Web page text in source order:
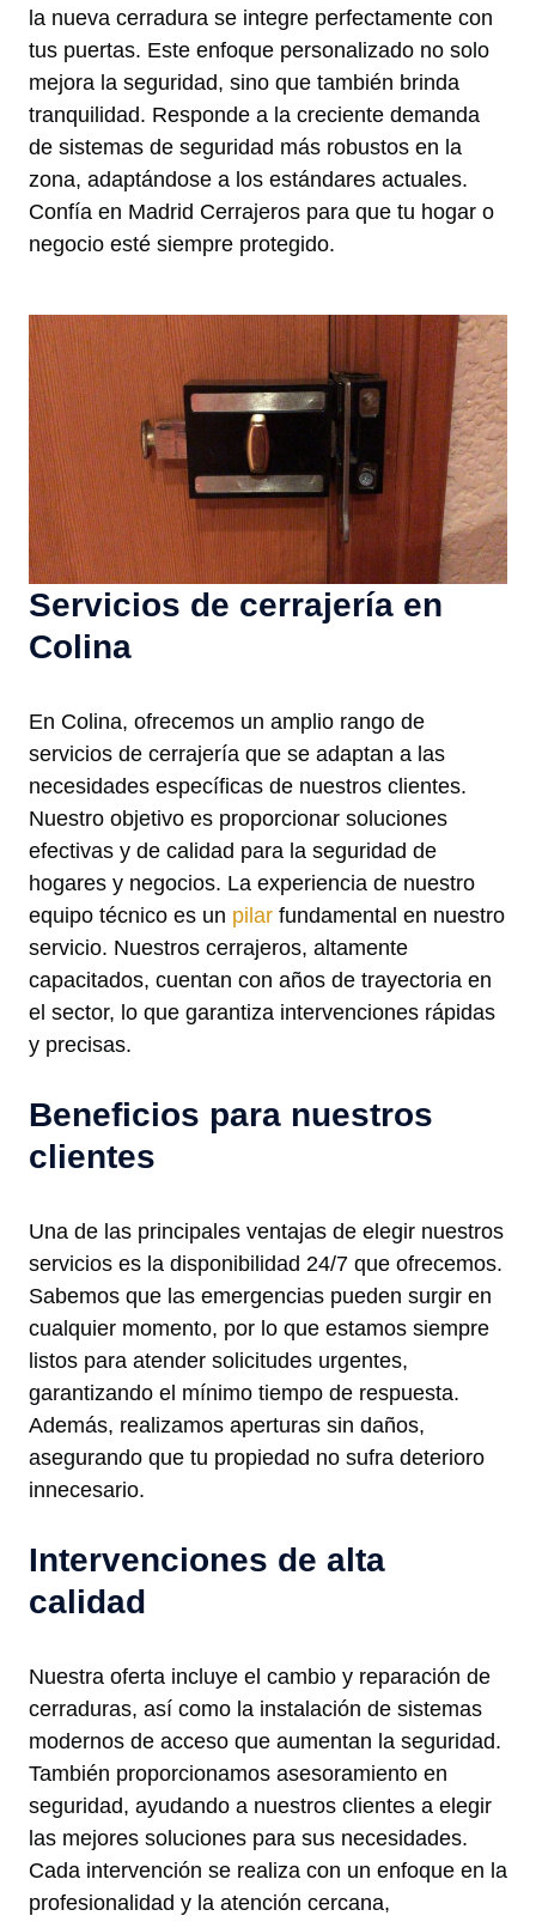
la nueva cerradura se integre perfectamente con
tus puertas. Este enfoque personalizado no solo
mejora la seguridad, sino que también brinda
tranquilidad. Responde a la creciente demanda
de sistemas de seguridad más robustos en la
zona, adaptándose a los estándares actuales.
Confía en Madrid Cerrajeros para que tu hogar o
negocio esté siempre protegido.
Servicios de cerrajería en
Colina
En Colina, ofrecemos un amplio rango de
servicios de cerrajería que se adaptan a las
necesidades específicas de nuestros clientes.
Nuestro objetivo es proporcionar soluciones
efectivas y de calidad para la seguridad de
hogares y negocios. La experiencia de nuestro
equipo técnico es un pilar fundamental en nuestro
servicio. Nuestros cerrajeros, altamente
capacitados, cuentan con años de trayectoria en
el sector, lo que garantiza intervenciones rápidas
y precisas.
Beneficios para nuestros
clientes
Una de las principales ventajas de elegir nuestros
servicios es la disponibilidad 24/7 que ofrecemos.
Sabemos que las emergencias pueden surgir en
cualquier momento, por lo que estamos siempre
listos para atender solicitudes urgentes,
garantizando el mínimo tiempo de respuesta.
Además, realizamos aperturas sin daños,
asegurando que tu propiedad no sufra deterioro
innecesario.
Intervenciones de alta
calidad
Nuestra oferta incluye el cambio y reparación de
cerraduras, así como la instalación de sistemas
modernos de acceso que aumentan la seguridad.
También proporcionamos asesoramiento en
seguridad, ayudando a nuestros clientes a elegir
las mejores soluciones para sus necesidades.
Cada intervención se realiza con un enfoque en la
profesionalidad y la atención cercana,